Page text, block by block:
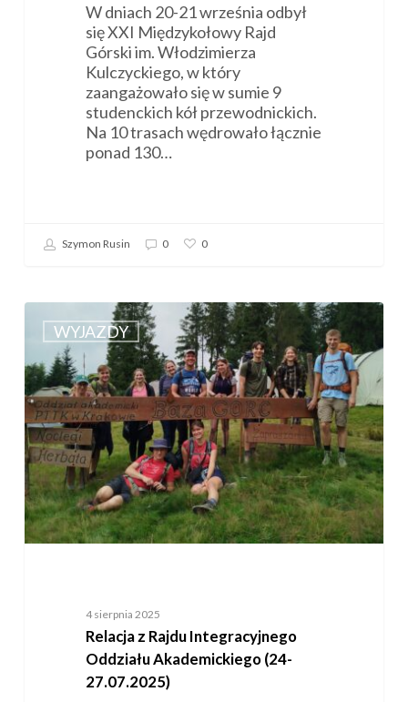
W dniach 20-21 września odbył
się XXI Międzykołowy Rajd
Górski im. Włodzimierza
Kulczyckiego, w który
zaangażowało się w sumie 9
studenckich kół przewodnickich.
Na 10 trasach wędrowało łącznie
ponad 130…
Szymon Rusin 0 0
WYJAZDY
Rajdu
Integracyjnego
Oddziału
Akademickiego
(24-
27.07.2025)
4 sierpnia 2025
Relacja z Rajdu Integracyjnego
Oddziału Akademickiego (24-
27.07.2025)